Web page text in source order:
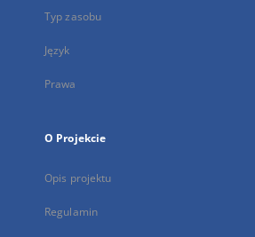
Typ zasobu
Język
Prawa
O Projekcie
Opis projektu
Regulamin